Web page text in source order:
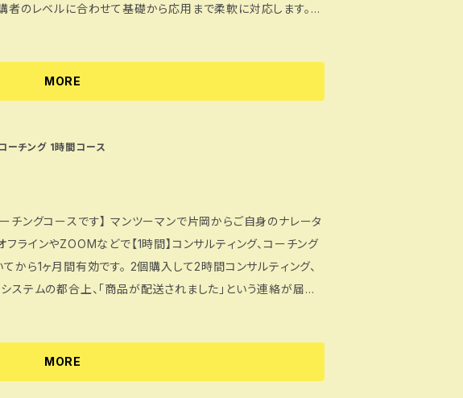
のURLは受講時間直前にお伝えい
MORE
ーチング 1時間コース
マンで片岡からご自身のナレータ
ラインやZOOMなどで【1時間】コンサルティング、コーチング
ない場合があります。ご了承ください。 ▼ナレーション
ん。何卒ご了承ください。 ▼以上3点の項目をご了
MORE